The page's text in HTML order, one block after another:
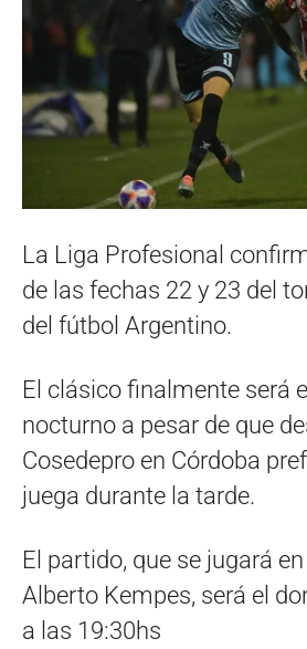
La Liga Profesional
de las fechas 22 y 23 del
del fútbol Argentino.
El clásico finalmente será
nocturno a pesar de que
Cosedepro en Córdoba
juega durante la tarde.
El partido, que se jugará
Alberto Kempes, será el
a las 19:30hs